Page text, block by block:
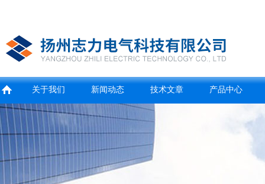
关于我们 新闻动态 技术文章 产品中心